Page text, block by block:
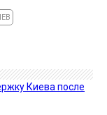
Киева после